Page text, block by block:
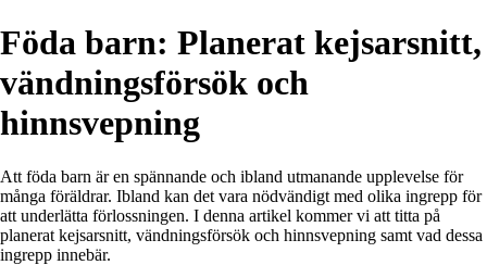
Föda barn: Planerat kejsarsnitt,
vändningsförsök och
hinnsvepning
Att föda barn är en spännande och ibland utmanande upplevelse för
många föräldrar. Ibland kan det vara nödvändigt med olika ingrepp för
att underlätta förlossningen. I denna artikel kommer vi att titta på
planerat kejsarsnitt, vändningsförsök och hinnsvepning samt vad dessa
ingrepp innebär.